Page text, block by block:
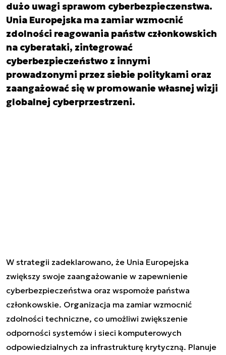
dużo uwagi sprawom cyberbezpieczenstwa.
Unia Europejska ma zamiar wzmocnić
zdolności reagowania państw członkowskich
na cyberataki, zintegrować
cyberbezpieczeństwo z innymi
prowadzonymi przez siebie politykami oraz
zaangażować się w promowanie własnej wizji
globalnej cyberprzestrzeni.
W strategii zadeklarowano, że Unia Europejska
zwiększy swoje zaangażowanie w zapewnienie
cyberbezpieczeństwa oraz wspomoże państwa
członkowskie. Organizacja ma zamiar wzmocnić
zdolności techniczne, co umożliwi zwiększenie
odporności systemów i sieci komputerowych
odpowiedzialnych za infrastrukturę krytyczną. Planuje